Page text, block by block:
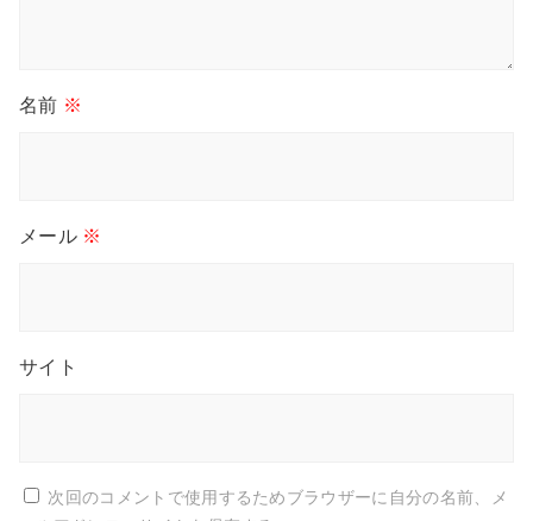
名前 ※
メール ※
サイト
次回のコメントで使用するためブラウザーに自分の名前、メ